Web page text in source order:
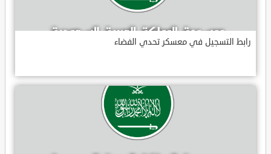
رابط التسجيل في معسكر تحدي الفضاء